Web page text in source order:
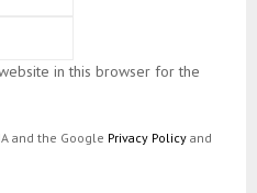
in this browser for the
and the Google Privacy Policy and